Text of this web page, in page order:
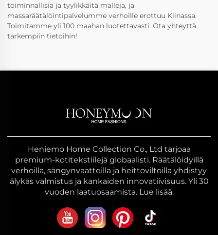
toiminnallisia ja tyylikkäitä malleja, ja
massaräätälöintipalvelumme verhoille erottuu Kiinassa.
Toimitamme yli 100 maahan luotettavasti. Ota yhteyttä
tarkempiin tietoihin!
Heniemo Home Collection Co., Ltd tarjoaa
premium-kotitekstiilejä globaalisti. Räätälöidyillä
verhoilla, sängynvaatteilla ja heittoviltoilla yhdistyy
älykäs valmistus ja kankaiden innovatiivisuus. Yli 30
vuoden laatuosaamista. Lue lisää.